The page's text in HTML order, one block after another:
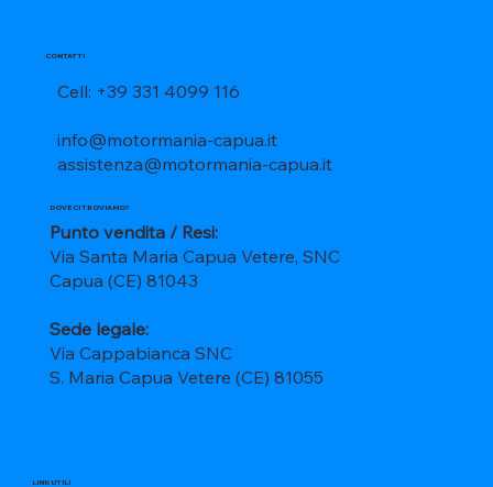
CONTATTI
Cell: +39 331 4099 116
info@motormania-capua.it
assistenza@motormania-capua.it
DOVE CI TROVIAMO?
Punto vendita / Resi:
Via Santa Maria Capua Vetere, SNC
Capua (CE) 81043
Sede legale:
Via Cappabianca SNC
S. Maria Capua Vetere (CE) 81055
LINK UTILI